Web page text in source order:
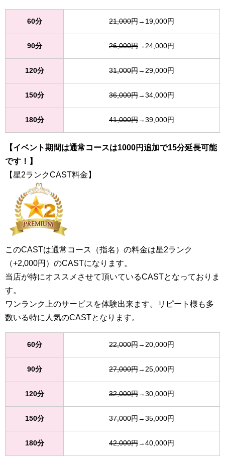
60分 21,000円→19,000円
90分 26,000円→24,000円
120分 31,000円→29,000円
150分 36,000円→34,000円
180分 41,000円→39,000円
【イベント期間は通常コースは1000円追加で15分延長可能
です！】
【星2ランクCAST料金】
このCASTは通常コース（指名）の料金は星2ランク
（+2,000円）のCASTになります。
当店が特にオススメさせて頂いているCASTとなっておりま
す。
ワンランク上のサービスを体験出来ます。リピート様も多
数いる特に人気のCASTとなります。
60分 22,000円→20,000円
90分 27,000円→25,000円
120分 32,000円→30,000円
150分 37,000円→35,000円
180分 42,000円→40,000円